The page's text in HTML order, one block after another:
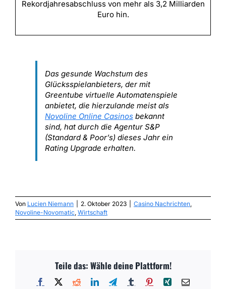
Rekordjahresabschluss von mehr als 3,2 Milliarden
Euro hin.
Das gesunde Wachstum des
Glücksspielanbieters, der mit
Greentube virtuelle Automatenspiele
anbietet, die hierzulande meist als
Novoline Online Casinosbekannt
sind, hat durch die Agentur S&P
(Standard & Poor’s) dieses Jahr ein
Rating Upgrade erhalten.
Von Lucien Niemann 2. Oktober 2023 Casino Nachrichten,
Novoline-Novomatic, Wirtschaft
Teile das: Wähle deine Plattform!
Facebook RedditLinkedInTelegramTumblr PinterestXing E-